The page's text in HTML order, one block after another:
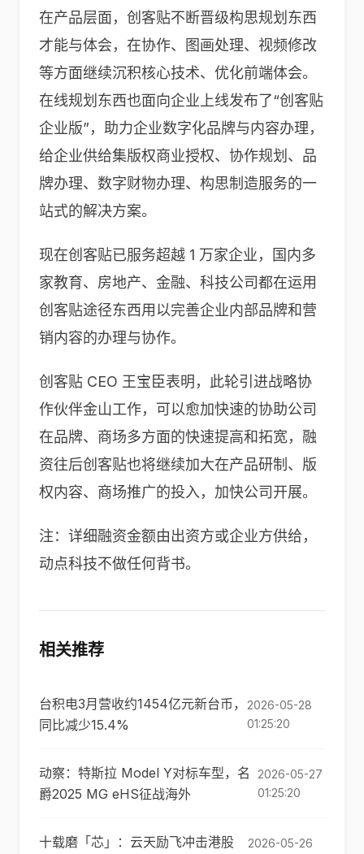
在产品层面，创客贴不断晋级构思规划东西
才能与体会，在协作、图画处理、视频修改
等方面继续沉积核心技术、优化前端体会。
在线规划东西也面向企业上线发布了“创客贴
企业版”，助力企业数字化品牌与内容办理，
给企业供给集版权商业授权、协作规划、品
牌办理、数字财物办理、构思制造服务的一
站式的解决方案。
现在创客贴已服务超越 1 万家企业，国内多
家教育、房地产、金融、科技公司都在运用
创客贴途径东西用以完善企业内部品牌和营
销内容的办理与协作。
创客贴 CEO 王宝臣表明，此轮引进战略协
作伙伴金山工作，可以愈加快速的协助公司
在品牌、商场多方面的快速提高和拓宽，融
资往后创客贴也将继续加大在产品研制、版
权内容、商场推广的投入，加快公司开展。
注：详细融资金额由出资方或企业方供给，
动点科技不做任何背书。
相关推荐
台积电3月营收约1454亿元新台币，
同比减少15.4%
2026-05-28
01:25:20
动察：特斯拉 Model Y对标车型，名
爵2025 MG eHS征战海外
2026-05-27
01:25:20
十载磨「芯」：云天励飞冲击港股
2026-05-26